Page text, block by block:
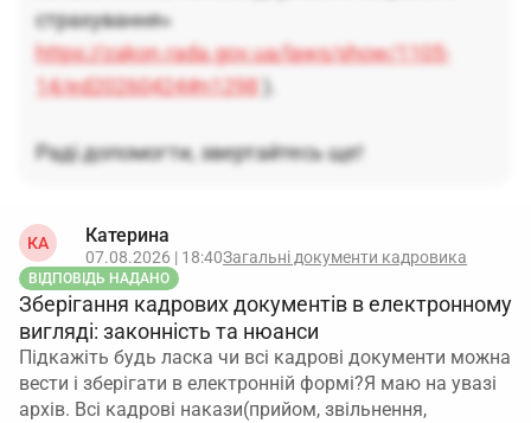
страхування»
https://zakon.rada.gov.ua/laws/show/1105-
14/ed20260424#n1298 ).
Раді допомогти, звертайтесь ще!
КА Катерина
07.08.2026 | 18:40Загальні документи кадровика
ВІДПОВІДЬ НАДАНО
Зберігання кадрових документів в електронному
вигляді: законність та нюанси
Підкажіть будь ласка чи всі кадрові документи можна
вести і зберігати в електронній формі?Я маю на увазі
архів. Всі кадрові накази(прийом, звільнення,